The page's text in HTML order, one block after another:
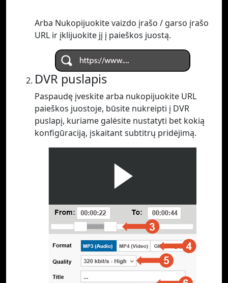
Arba Nukopijuokite vaizdo įrašo / garso įrašo
URL ir įklijuokite jį į paieškos juostą.
DVR puslapis
Paspaudę įveskite arba nukopijuokite URL
paieškos juostoje, būsite nukreipti į DVR
puslapį, kuriame galėsite nustatyti bet kokią
konfigūraciją, įskaitant subtitrų pridėjimą.